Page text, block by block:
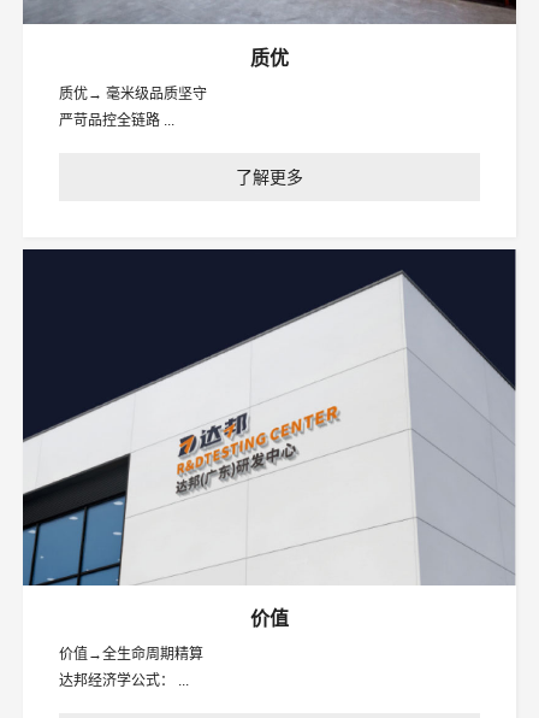
质优
质优→ 毫米级品质坚守
严苛品控全链路 ...
了解更多
价值
价值→全生命周期精算
达邦经济学公式： ...